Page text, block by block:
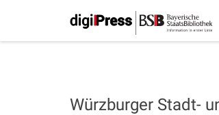
Würzburger Stadt-